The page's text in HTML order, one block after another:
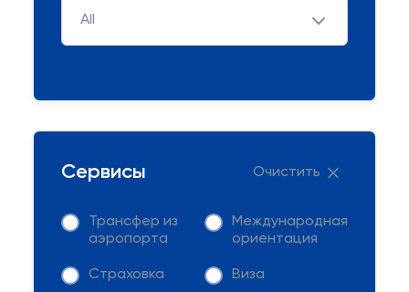
All
Сервисы Очистить
Трансфер из
аэропорта
Международная
ориентация
Страховка Виза